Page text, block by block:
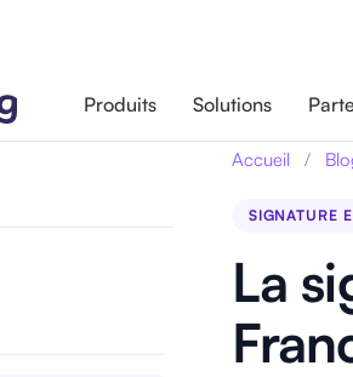
Produits Solutions
Accueil /
SIGNATURE
La